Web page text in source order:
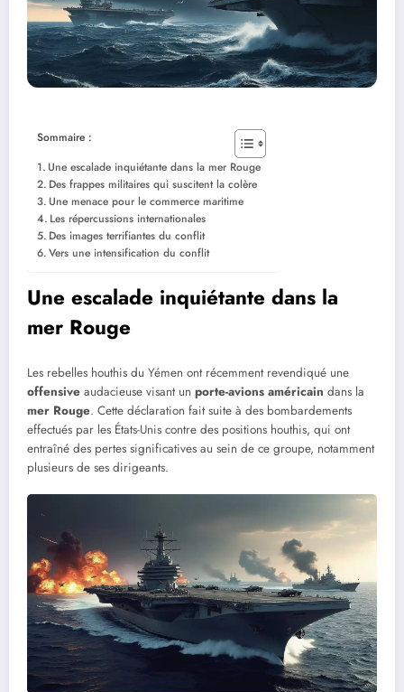
Sommaire :
Une escalade inquiétante dans la mer Rouge
Des frappes militaires qui suscitent la colère
Une menace pour le commerce maritime
Les répercussions internationales
Des images terrifiantes du conflit
Vers une intensification du conflit
Une escalade inquiétante dans la
mer Rouge
Les rebelles houthis du Yémen ont récemment revendiqué une
offensive audacieuse visant un porte-avions américain dans la
mer Rouge. Cette déclaration fait suite à des bombardements
effectués par les États-Unis contre des positions houthis, qui ont
entraîné des pertes significatives au sein de ce groupe, notamment
plusieurs de ses dirigeants.